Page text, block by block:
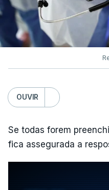
OUVIR
Se todas forem
fica assegurada a